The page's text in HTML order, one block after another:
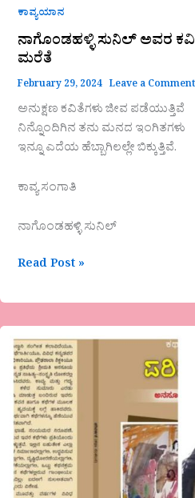
ಕಾವ್ಯಯಾನ
ನಾಗೊಂಡಹಳ್ಳಿ ಸುನಿಲ್ ಅವರ
ಮರೆತೆ
February 29, 2024 Leave a Comment
ಅನುಕ್ಷಣ ಕವಿತೆಗಳು ಜೀವ ಪಡೆಯುತ್ತಿವೆ
ನಿನ್ನೊಂದಿಗಿನ ತನು ಮನದ ಇಂಗಿತಗಳು
ಇನ್ನೂ ಎದೆಯ ಹೆಬ್ಬಾಗಿಲಲ್ಲೇ ಬಿಕ್ಕುತ್ತಿವೆ.
ಕಾವ್ಯ ಸಂಗಾತಿ
ನಾಗೊಂಡಹಳ್ಳಿ ಸುನಿಲ್
Read Post »
ಅನಸೂಯ
ಜಹಗೀರದಾರ
ಅವರ
ಕಥಾಸಂಕಲನ
‘ಪರಿವರ್ತನೆ’ಗೆ
ಕೇಶವರೆಡ್ಡಿ
ಹಂದ್ರಾಳ
ಬರೆದ
ಮುನ್ನುಡಿ